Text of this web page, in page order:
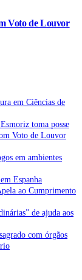
Voto de Louvor
em Ciências de
toma posse
Voto de Louvor
em ambientes
Espanha
ao Cumprimento
de ajuda aos
com órgãos